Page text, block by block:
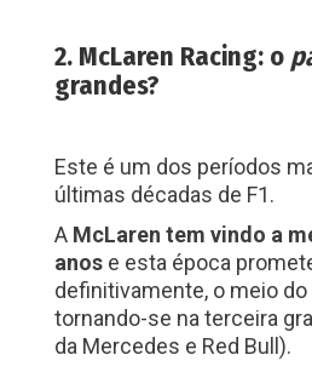
2. McLaren Racing: o
grandes?
Este é um dos períodos
últimas décadas de F1.
A McLaren tem vindo a
anose esta época
definitivamente, o meio do
tornando-se na terceira
da Mercedes e Red Bull).